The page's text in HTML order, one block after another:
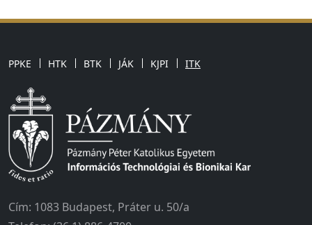
PPKE HTK BTK JÁK KJPI ITK
Cím: 1083 Budapest, Práter u. 50/a